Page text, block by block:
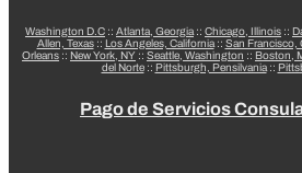
Washington D.C :: Atlanta, Georgia :: Chicago, Illinois ::
Allen, Texas:: Los Angeles, California:: San Francisco,
Orleans :: New York, NY :: Seattle, Washington :: Boston,
del Norte:: Pittsburgh, Pensilvania::
Pago de Servicios